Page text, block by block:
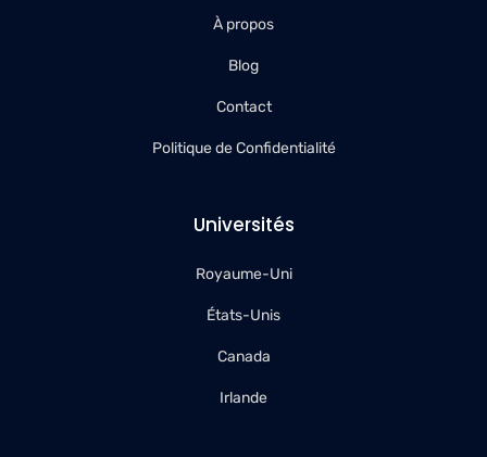
À propos
Blog
Contact
Politique de Confidentialité
Universités
Royaume-Uni
États-Unis
Canada
Irlande